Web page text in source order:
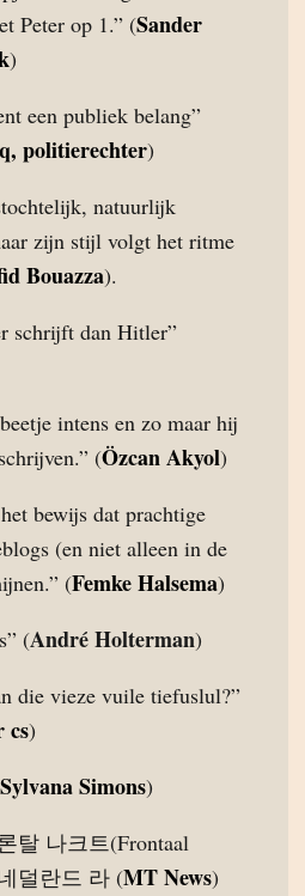
Peter op 1.” (Sander
)
een publiek belang”
politierechter)
natuurlijk
zijn stijl volgt het ritme
Bouazza).
schrijft dan Hitler”
intens en zo maar hij
(Özcan Akyol)
bewijs dat prachtige
(en niet alleen in de
(Femke Halsema)
(André Holterman)
die vieze vuile tiefuslul?”
cs)
Sylvana Simons)
탈 나크트(Frontaal
덜란드 라 (MT News)